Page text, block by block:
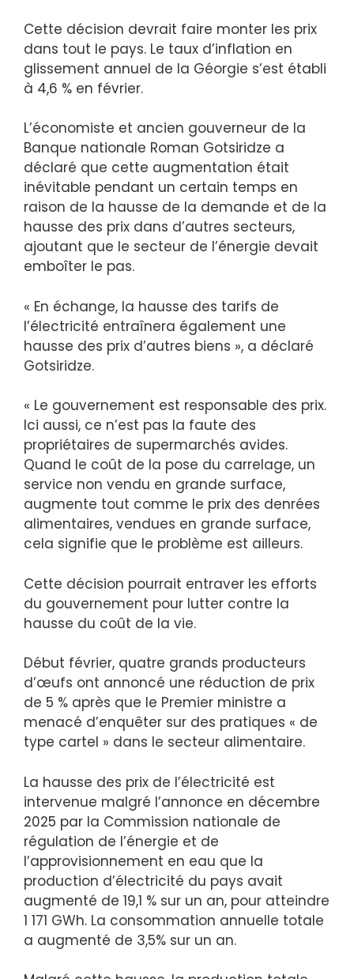
Cette décision devrait faire monter les prix
dans tout le pays. Le taux d’inflation en
glissement annuel de la Géorgie s’est établi
à 4,6 % en février.
L’économiste et ancien gouverneur de la
Banque nationale Roman Gotsiridze a
déclaré que cette augmentation était
inévitable pendant un certain temps en
raison de la hausse de la demande et de la
hausse des prix dans d’autres secteurs,
ajoutant que le secteur de l’énergie devait
emboîter le pas.
« En échange, la hausse des tarifs de
l’électricité entraînera également une
hausse des prix d’autres biens », a déclaré
Gotsiridze.
« Le gouvernement est responsable des prix.
Ici aussi, ce n’est pas la faute des
propriétaires de supermarchés avides.
Quand le coût de la pose du carrelage, un
service non vendu en grande surface,
augmente tout comme le prix des denrées
alimentaires, vendues en grande surface,
cela signifie que le problème est ailleurs.
Cette décision pourrait entraver les efforts
du gouvernement pour lutter contre la
hausse du coût de la vie.
Début février, quatre grands producteurs
d’œufs ont annoncé une réduction de prix
de 5 % après que le Premier ministre a
menacé d’enquêter sur des pratiques « de
type cartel » dans le secteur alimentaire.
La hausse des prix de l’électricité est
intervenue malgré l’annonce en décembre
2025 par la Commission nationale de
régulation de l’énergie et de
l’approvisionnement en eau que la
production d’électricité du pays avait
augmenté de 19,1 % sur un an, pour atteindre
1 171 GWh. La consommation annuelle totale
a augmenté de 3,5% sur un an.